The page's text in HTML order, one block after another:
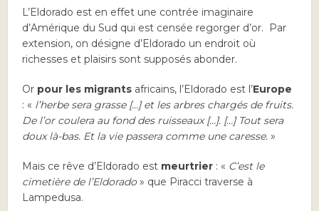
L’Eldorado est en effet une contrée imaginaire
d’Amérique du Sud qui est censée regorger d’or. Par
extension, on désigne d’Eldorado un endroit où
richesses et plaisirs sont supposés abonder.
Or pour les migrants africains, l’Eldorado est l’Europe
: « l’herbe sera grasse […] et les arbres chargés de fruits.
De l’or coulera au fond des ruisseaux […]. […] Tout sera
doux là-bas. Et la vie passera comme une caresse. »
Mais ce rêve d’Eldorado est meurtrier : « C’est le
cimetière de l’Eldorado» que Piracci traverse à
Lampedusa.